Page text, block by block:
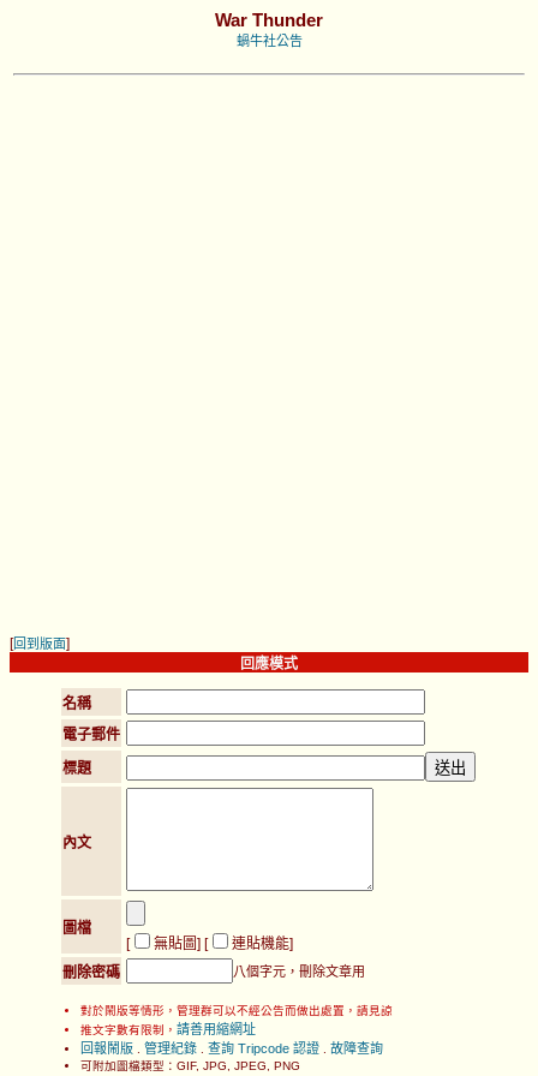
War Thunder
蝸牛社公告
[回到版面]
回應模式
名稱
電子郵件
標題
內文
圖檔
[
無貼圖] [ 連貼機能]
刪除密碼
八個字元，刪除文章用
對於鬧版等情形，管理群可以不經公告而做出處置，請見諒
推文字數有限制， 請善用縮網址
回報鬧版
管理紀錄 查詢 Tripcode 認證 故障查詢
可附加圖檔類型：GIF, JPG, JPEG, PNG